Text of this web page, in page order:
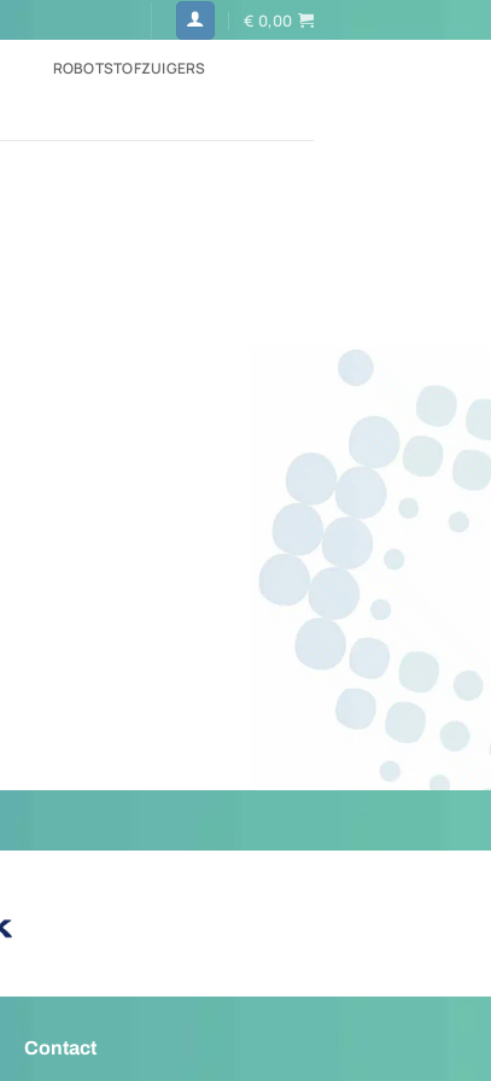
€ 0,00
ROBOTSTOFZUIGERS
Contact